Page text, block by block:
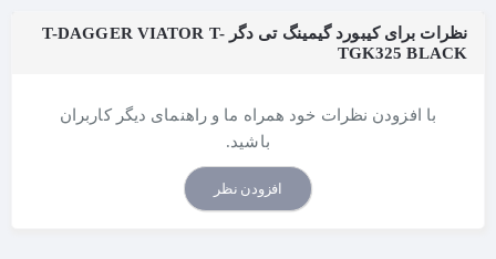
نظرات برای کیبورد گیمینگ تی دگر T-DAGGER VIATOR T-
TGK325 BLACK
با افزودن نظرات خود همراه ما و راهنمای دیگر کاربران
باشید.
افزودن نظر